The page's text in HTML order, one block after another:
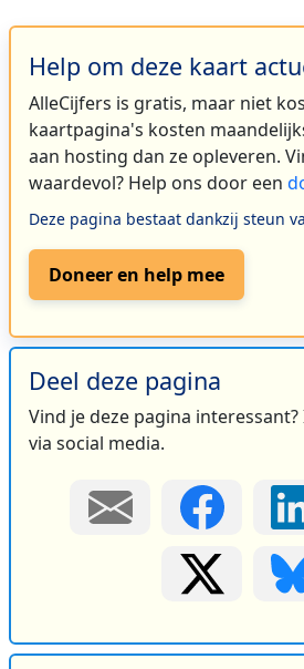
Help om deze kaart
AlleCijfers is gratis, maar niet
kaartpagina's kosten
aan hosting dan ze opleveren.
waardevol? Help ons door een
Deze pagina bestaat dankzij steun
Doneer en help mee
Deel deze pagina
Vind je deze pagina
via social media.